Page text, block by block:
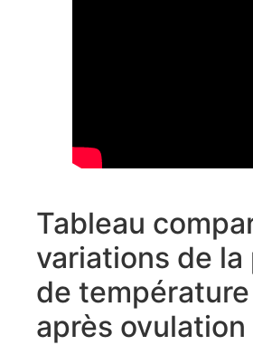
Tableau
variations de la
de
après ovulation